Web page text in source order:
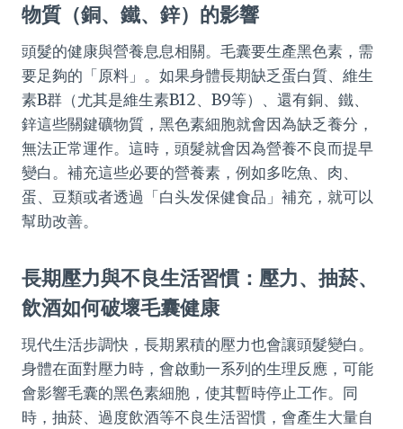
物質（銅、鐵、鋅）的影響
頭髮的健康與營養息息相關。毛囊要生產黑色素，需
要足夠的「原料」。如果身體長期缺乏蛋白質、維生
素B群（尤其是維生素B12、B9等）、還有銅、鐵、
鋅這些關鍵礦物質，黑色素細胞就會因為缺乏養分，
無法正常運作。這時，頭髮就會因為營養不良而提早
變白。補充這些必要的營養素，例如多吃魚、肉、
蛋、豆類或者透過「白头发保健食品」補充，就可以
幫助改善。
長期壓力與不良生活習慣：壓力、抽菸、
飲酒如何破壞毛囊健康
現代生活步調快，長期累積的壓力也會讓頭髮變白。
身體在面對壓力時，會啟動一系列的生理反應，可能
會影響毛囊的黑色素細胞，使其暫時停止工作。同
時，抽菸、過度飲酒等不良生活習慣，會產生大量自